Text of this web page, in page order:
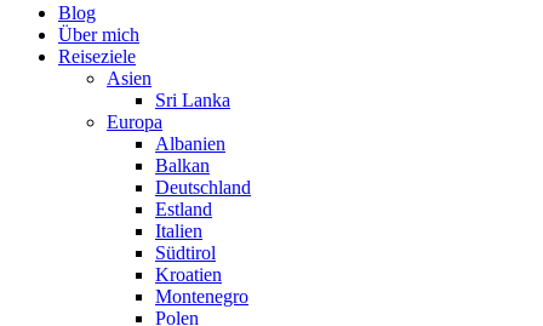
Blog
Über mich
Reiseziele
Asien
Sri Lanka
Europa
Albanien
Balkan
Deutschland
Estland
Italien
Südtirol
Kroatien
Montenegro
Polen